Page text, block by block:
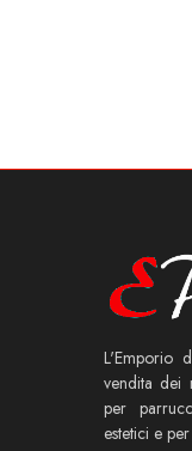
L'Emporio
vendita dei
per
estetici e